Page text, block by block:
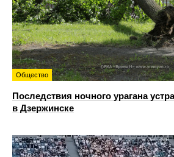
Общество
Последствия ночного урагана
в Дзержинске